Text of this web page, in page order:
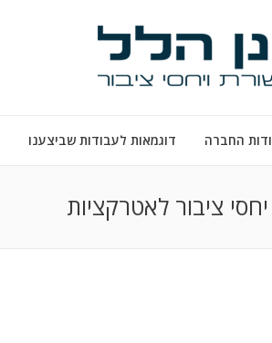
החברה דוגמאות לעבודות שביצענו
יחסי ציבור לאטרקציות